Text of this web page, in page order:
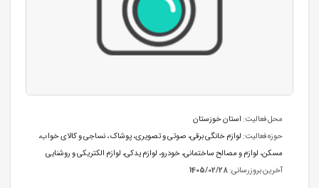
محل فعالیت: استان خوزستان
حوزه فعالیت: لوازم خانگی برقی، صوتی و تصویری،پوشاک ، نساجی و کالای خواب،
مسکن، لوازم و مصالح ساختمانی،خودرو، لوازم یدکی، لوازم الکتریکی و روشنایی
آخرین بروزرسانی:1405/02/28